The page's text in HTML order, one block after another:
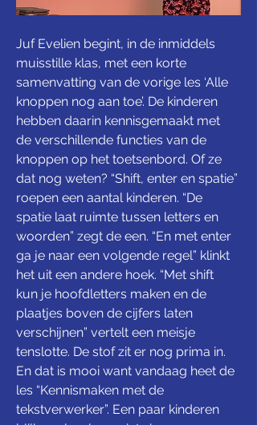
Juf Evelien begint, in de inmiddels
muisstille klas, met een korte
samenvatting van de vorige les ‘Alle
knoppen nog aan toe’. De kinderen
hebben daarin kennisgemaakt met
de verschillende functies van de
knoppen op het toetsenbord. Of ze
dat nog weten? “Shift, enter en spatie”
roepen een aantal kinderen. “De
spatie laat ruimte tussen letters en
woorden” zegt de een. “En met enter
ga je naar een volgende regel” klinkt
het uit een andere hoek. “Met shift
kun je hoofdletters maken en de
plaatjes boven de cijfers laten
verschijnen” vertelt een meisje
tenslotte. De stof zit er nog prima in.
En dat is mooi want vandaag heet de
les “Kennismaken met de
tekstverwerker”. Een paar kinderen